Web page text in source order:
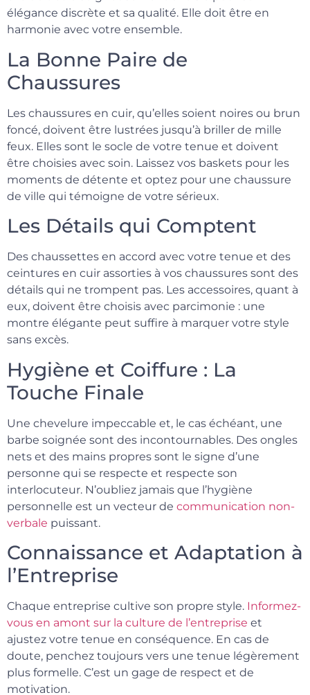
élégance discrète et sa qualité. Elle doit être en
harmonie avec votre ensemble.
La Bonne Paire de
Chaussures
Les chaussures en cuir, qu’elles soient noires ou brun
foncé, doivent être lustrées jusqu’à briller de mille
feux. Elles sont le socle de votre tenue et doivent
être choisies avec soin. Laissez vos baskets pour les
moments de détente et optez pour une chaussure
de ville qui témoigne de votre sérieux.
Les Détails qui Comptent
Des chaussettes en accord avec votre tenue et des
ceintures en cuir assorties à vos chaussures sont des
détails qui ne trompent pas. Les accessoires, quant à
eux, doivent être choisis avec parcimonie : une
montre élégante peut suffire à marquer votre style
sans excès.
Hygiène et Coiffure : La
Touche Finale
Une chevelure impeccable et, le cas échéant, une
barbe soignée sont des incontournables. Des ongles
nets et des mains propres sont le signe d’une
personne qui se respecte et respecte son
interlocuteur. N’oubliez jamais que l’hygiène
personnelle est un vecteur de communication non-
verbale puissant.
Connaissance et Adaptation à
l’Entreprise
Chaque entreprise cultive son propre style. Informez-
vous en amont sur la culture de l’entreprise et
ajustez votre tenue en conséquence. En cas de
doute, penchez toujours vers une tenue légèrement
plus formelle. C’est un gage de respect et de
motivation.